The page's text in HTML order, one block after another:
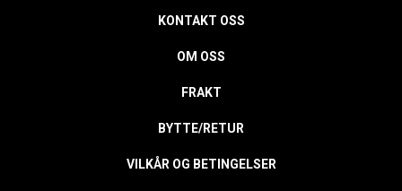
KONTAKT OSS
OM OSS
FRAKT
BYTTE/RETUR
VILKÅR OG BETINGELSER